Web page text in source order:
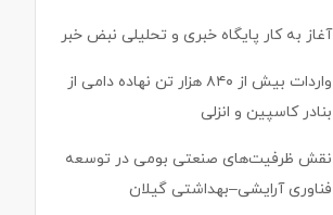
آغاز به کار پایگاه خبری و تحلیلی نبض خبر
واردات بیش از ۸۴۰ هزار تن نهاده دامی از
بنادر كاسپین و انزلی
نقش ظرفیت‌های صنعتی بومی در توسعه
فناوری آرایشی–بهداشتی گیلان